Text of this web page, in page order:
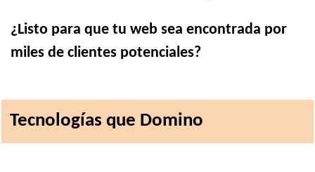
¿Listo para que tu web sea encontrada por
miles de clientes potenciales?
Tecnologías que Domino